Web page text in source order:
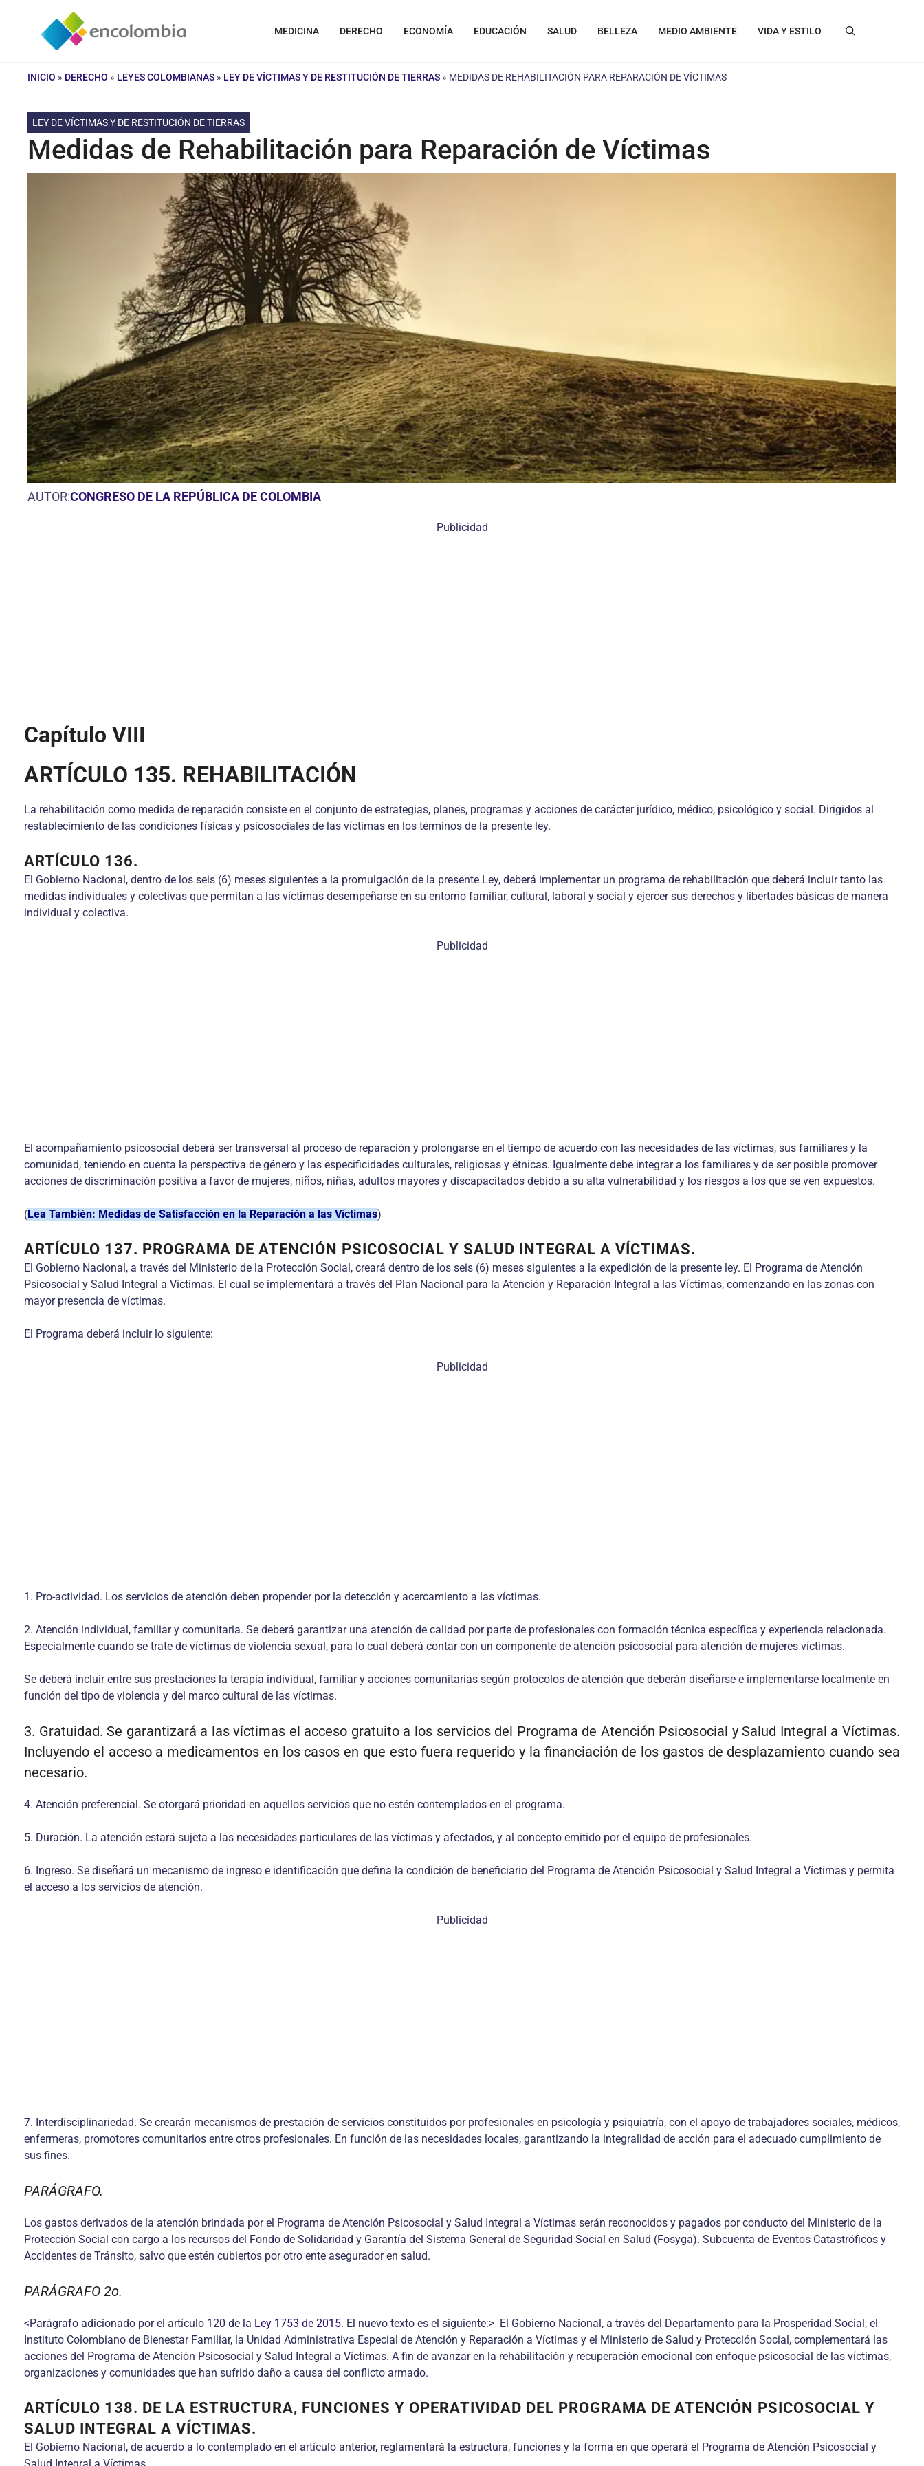
contenido
MEDICINA DERECHO ECONOMÍA EDUCACIÓN SALUD BELLEZA MEDIO AMBIENTE VIDA Y ESTILO
INICIO » DERECHO » LEYES COLOMBIANAS » LEY DE VÍCTIMAS Y DE RESTITUCIÓN DE TIERRAS » MEDIDAS DE REHABILITACIÓN PARA REPARACIÓN DE VÍCTIMAS
LEY DE VÍCTIMAS Y DE RESTITUCIÓN DE TIERRAS
Medidas de Rehabilitación para Reparación de Víctimas
AUTOR:CONGRESO DE LA REPÚBLICA DE COLOMBIA
Publicidad
Capítulo VIII
ARTÍCULO 135. REHABILITACIÓN
La rehabilitación como medida de reparación consiste en el conjunto de estrategias, planes, programas y acciones de carácter jurídico, médico, psicológico y social. Dirigidos al
restablecimiento de las condiciones físicas y psicosociales de las víctimas en los términos de la presente ley.
ARTÍCULO 136.
El Gobierno Nacional, dentro de los seis (6) meses siguientes a la promulgación de la presente Ley, deberá implementar un programa de rehabilitación que deberá incluir tanto las
medidas individuales y colectivas que permitan a las víctimas desempeñarse en su entorno familiar, cultural, laboral y social y ejercer sus derechos y libertades básicas de manera
individual y colectiva.
Publicidad
El acompañamiento psicosocial deberá ser transversal al proceso de reparación y prolongarse en el tiempo de acuerdo con las necesidades de las víctimas, sus familiares y la
comunidad, teniendo en cuenta la perspectiva de género y las especificidades culturales, religiosas y étnicas. Igualmente debe integrar a los familiares y de ser posible promover
acciones de discriminación positiva a favor de mujeres, niños, niñas, adultos mayores y discapacitados debido a su alta vulnerabilidad y los riesgos a los que se ven expuestos.
(Lea También: Medidas de Satisfacción en la Reparación a las Víctimas)
ARTÍCULO 137. PROGRAMA DE ATENCIÓN PSICOSOCIAL Y SALUD INTEGRAL A VÍCTIMAS.
El Gobierno Nacional, a través del Ministerio de la Protección Social, creará dentro de los seis (6) meses siguientes a la expedición de la presente ley. El Programa de Atención
Psicosocial y Salud Integral a Víctimas. El cual se implementará a través del Plan Nacional para la Atención y Reparación Integral a las Víctimas, comenzando en las zonas con
mayor presencia de víctimas.
El Programa deberá incluir lo siguiente:
Publicidad
1. Pro-actividad. Los servicios de atención deben propender por la detección y acercamiento a las víctimas.
2. Atención individual, familiar y comunitaria. Se deberá garantizar una atención de calidad por parte de profesionales con formación técnica específica y experiencia relacionada.
Especialmente cuando se trate de víctimas de violencia sexual, para lo cual deberá contar con un componente de atención psicosocial para atención de mujeres víctimas.
Se deberá incluir entre sus prestaciones la terapia individual, familiar y acciones comunitarias según protocolos de atención que deberán diseñarse e implementarse localmente en
función del tipo de violencia y del marco cultural de las víctimas.
3. Gratuidad. Se garantizará a las víctimas el acceso gratuito a los servicios del Programa de Atención Psicosocial y Salud Integral a Víctimas.
Incluyendo el acceso a medicamentos en los casos en que esto fuera requerido y la financiación de los gastos de desplazamiento cuando sea
necesario.
4. Atención preferencial. Se otorgará prioridad en aquellos servicios que no estén contemplados en el programa.
5. Duración. La atención estará sujeta a las necesidades particulares de las víctimas y afectados, y al concepto emitido por el equipo de profesionales.
6. Ingreso. Se diseñará un mecanismo de ingreso e identificación que defina la condición de beneficiario del Programa de Atención Psicosocial y Salud Integral a Víctimas y permita
el acceso a los servicios de atención.
Publicidad
7. Interdisciplinariedad. Se crearán mecanismos de prestación de servicios constituidos por profesionales en psicología y psiquiatría, con el apoyo de trabajadores sociales, médicos,
enfermeras, promotores comunitarios entre otros profesionales. En función de las necesidades locales, garantizando la integralidad de acción para el adecuado cumplimiento de
sus fines.
PARÁGRAFO.
Los gastos derivados de la atención brindada por el Programa de Atención Psicosocial y Salud Integral a Víctimas serán reconocidos y pagados por conducto del Ministerio de la
Protección Social con cargo a los recursos del Fondo de Solidaridad y Garantía del Sistema General de Seguridad Social en Salud (Fosyga). Subcuenta de Eventos Catastróficos y
Accidentes de Tránsito, salvo que estén cubiertos por otro ente asegurador en salud.
PARÁGRAFO 2o.
<Parágrafo adicionado por el artículo 120 de la Ley 1753 de 2015. El nuevo texto es el siguiente:> El Gobierno Nacional, a través del Departamento para la Prosperidad Social, el
Instituto Colombiano de Bienestar Familiar, la Unidad Administrativa Especial de Atención y Reparación a Víctimas y el Ministerio de Salud y Protección Social, complementará las
acciones del Programa de Atención Psicosocial y Salud Integral a Víctimas. A fin de avanzar en la rehabilitación y recuperación emocional con enfoque psicosocial de las víctimas,
organizaciones y comunidades que han sufrido daño a causa del conflicto armado.
ARTÍCULO 138. DE LA ESTRUCTURA, FUNCIONES Y OPERATIVIDAD DEL PROGRAMA DE ATENCIÓN PSICOSOCIAL Y
SALUD INTEGRAL A VÍCTIMAS.
El Gobierno Nacional, de acuerdo a lo contemplado en el artículo anterior, reglamentará la estructura, funciones y la forma en que operará el Programa de Atención Psicosocial y